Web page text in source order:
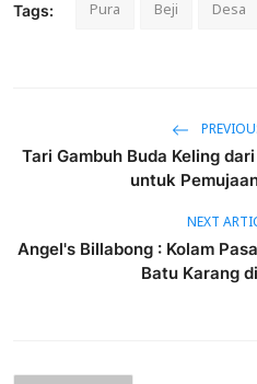
Tags: Pura Beji Desa
Tari Gambuh Buda Keling
untuk
NEXT
Angel's Billabong : Kolam
Batu Karang